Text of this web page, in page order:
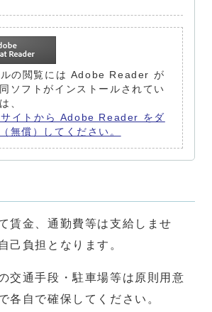
の閲覧には Adobe Reader が
ソフトがインストールされてい
、
イトから Adobe Reader をダ
無償）してください。
賃金、通勤費等は支給しませ
己負担となります。
交通手段・駐車場等は原則用意
各自で確保してください。